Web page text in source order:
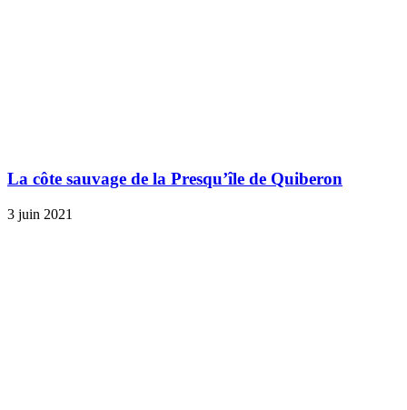
La côte sauvage de la Presqu’île de Quiberon
3 juin 2021